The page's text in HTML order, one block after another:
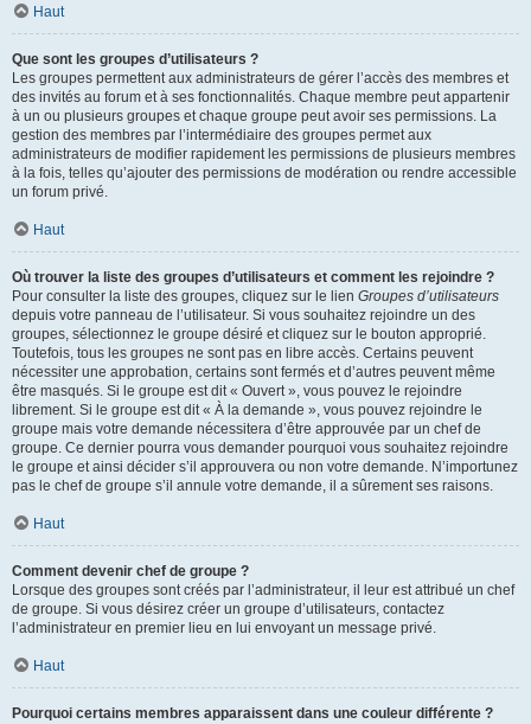
Haut
Que sont les groupes d’utilisateurs ?
Les groupes permettent aux administrateurs de gérer l’accès des membres et
des invités au forum et à ses fonctionnalités. Chaque membre peut appartenir
à un ou plusieurs groupes et chaque groupe peut avoir ses permissions. La
gestion des membres par l’intermédiaire des groupes permet aux
administrateurs de modifier rapidement les permissions de plusieurs membres
à la fois, telles qu’ajouter des permissions de modération ou rendre accessible
un forum privé.
Haut
Où trouver la liste des groupes d’utilisateurs et comment les rejoindre ?
Pour consulter la liste des groupes, cliquez sur le lien Groupes d’utilisateurs
depuis votre panneau de l’utilisateur. Si vous souhaitez rejoindre un des
groupes, sélectionnez le groupe désiré et cliquez sur le bouton approprié.
Toutefois, tous les groupes ne sont pas en libre accès. Certains peuvent
nécessiter une approbation, certains sont fermés et d’autres peuvent même
être masqués. Si le groupe est dit « Ouvert », vous pouvez le rejoindre
librement. Si le groupe est dit « À la demande », vous pouvez rejoindre le
groupe mais votre demande nécessitera d’être approuvée par un chef de
groupe. Ce dernier pourra vous demander pourquoi vous souhaitez rejoindre
le groupe et ainsi décider s’il approuvera ou non votre demande. N’importunez
pas le chef de groupe s’il annule votre demande, il a sûrement ses raisons.
Haut
Comment devenir chef de groupe ?
Lorsque des groupes sont créés par l’administrateur, il leur est attribué un chef
de groupe. Si vous désirez créer un groupe d’utilisateurs, contactez
l’administrateur en premier lieu en lui envoyant un message privé.
Haut
Pourquoi certains membres apparaissent dans une couleur différente ?